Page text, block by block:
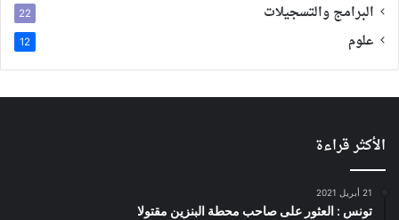
البرامج والتسجيلات 22
علوم 12
الأكثر قراءة
21 أبريل 2021
تونس : العثور على صاحب محطة البنزين مقتولا